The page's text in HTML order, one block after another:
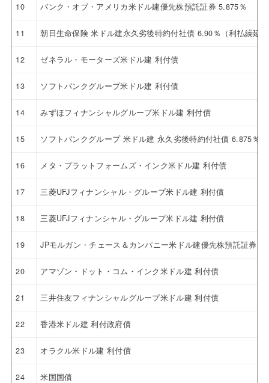
10 バンク・オブ・アメリカ米ドル建優先株預託証券 5.875％
11 朝日生命保険 米ドル建永久劣後特約付社債 6.90％（利払繰延
12 ゼネラル・モーターズ米ドル建 利付債
13 ソフトバンクグループ米ドル建 利付債
14 みずほフィナンシャルグループ米ドル建 利付債
15 ソフトバンクグループ 米ドル建 永久劣後特約付社債 6.875％
16 メタ・プラットフォームズ・インク米ドル建 利付債
17 三菱UFJフィナンシャル・グループ米ドル建 利付債
18 三菱UFJフィナンシャル・グループ米ドル建 利付債
19 JPモルガン・チェース＆カンパニー米ドル建優先株預託証券
20 アマゾン・ドット・コム・インク米ドル建 利付債
21 三井住友フィナンシャルグループ米ドル建 利付債
22 香港米ドル建 利付政府債
23 オラクル米ドル建 利付債
24 米国国債